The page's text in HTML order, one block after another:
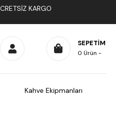
KARGO
SEPETIM
0 Ürün
Kahve Ekipmanları